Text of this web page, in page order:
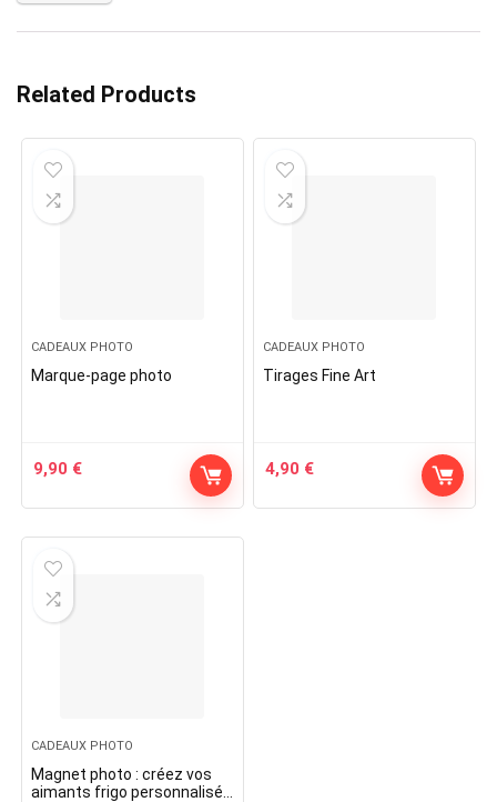
Related Products
CADEAUX PHOTO
Marque-page photo
9,90 €
CADEAUX PHOTO
Tirages Fine Art
4,90 €
CADEAUX PHOTO
Magnet photo : créez vos
aimants frigo personnalisés